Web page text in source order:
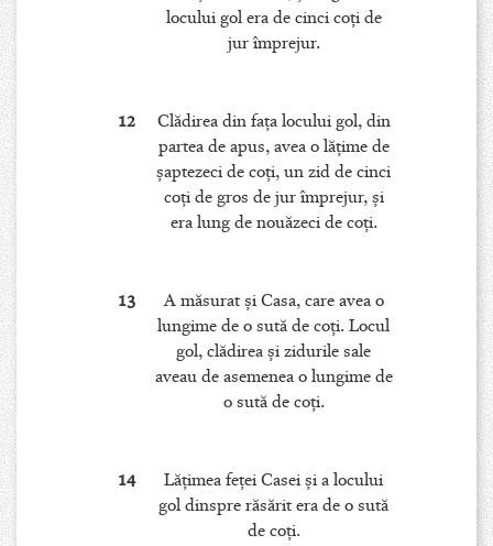
locului gol era de cinci coţi de
jur împrejur.
12
Clădirea din faţa locului gol, din
partea de apus, avea o lăţime de
şaptezeci de coţi, un zid de cinci
coţi de gros de jur împrejur, şi
era lung de nouăzeci de coţi.
13
A măsurat şi Casa, care avea o
lungime de o sută de coţi. Locul
gol, clădirea şi zidurile sale
aveau de asemenea o lungime de
o sută de coţi.
14
Lăţimea feţei Casei şi a locului
gol dinspre răsărit era de o sută
de coţi.